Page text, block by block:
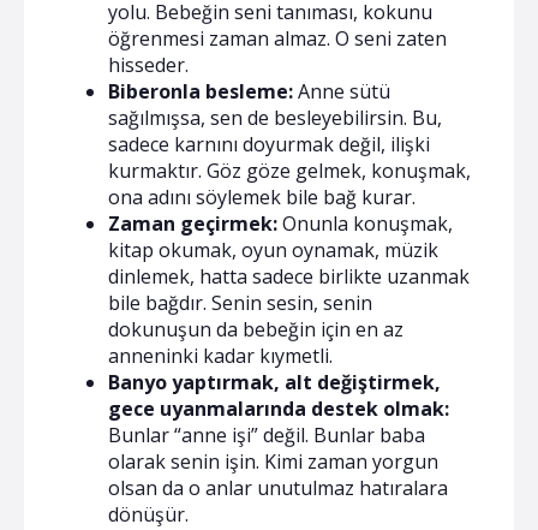
yolu. Bebeğin seni tanıması, kokunu
öğrenmesi zaman almaz. O seni zaten
hisseder.
Biberonla besleme:Anne sütü
sağılmışsa, sen de besleyebilirsin. Bu,
sadece karnını doyurmak değil, ilişki
kurmaktır. Göz göze gelmek, konuşmak,
ona adını söylemek bile bağ kurar.
Zaman geçirmek:Onunla konuşmak,
kitap okumak, oyun oynamak, müzik
dinlemek, hatta sadece birlikte uzanmak
bile bağdır. Senin sesin, senin
dokunuşun da bebeğin için en az
anneninki kadar kıymetli.
Banyo yaptırmak, alt değiştirmek,
gece uyanmalarında destek olmak:
Bunlar “anne işi” değil. Bunlar baba
olarak senin işin. Kimi zaman yorgun
olsan da o anlar unutulmaz hatıralara
dönüşür.